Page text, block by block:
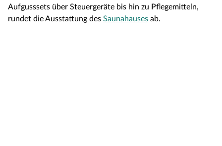
Aufgusssets über Steuergeräte bis hin zu Pflegemitteln,
rundet die Ausstattung des Saunahauses ab.